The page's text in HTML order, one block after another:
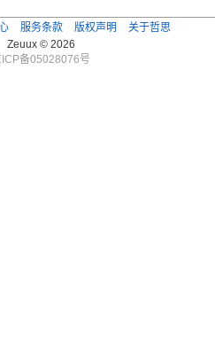
服务条款 版权声明
关于哲思
Zeuux © 2026
ICP备05028076号